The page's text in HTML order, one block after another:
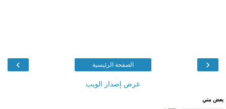
‹
› الصفحة الرئيسية
عرض إصدار الويب
بعض مني